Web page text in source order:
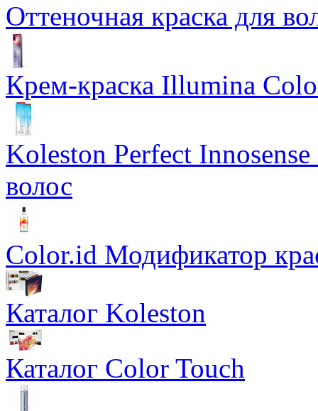
Оттеночная краска для
Крем-краска Illumina
Koleston Perfect Innosense
волос
Color.id Модификатор
Каталог Koleston
Каталог Color Touch